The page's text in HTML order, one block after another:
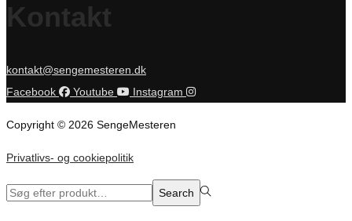
Kontakt
kontakt@sengemesteren.dk
Facebook
Youtube Instagram
Copyright © 2026 SengeMesteren
Privatlivs- og cookiepolitik
Search
Search